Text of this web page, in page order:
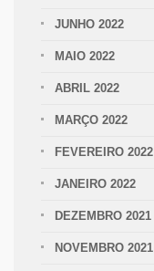
JUNHO 2022
MAIO 2022
ABRIL 2022
MARÇO 2022
FEVEREIRO 2022
JANEIRO 2022
DEZEMBRO 2021
NOVEMBRO 2021